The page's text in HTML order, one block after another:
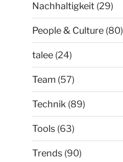
Nachhaltigkeit (29)
People & Culture (80)
talee (24)
Team (57)
Technik (89)
Tools (63)
Trends (90)